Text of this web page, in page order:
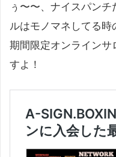
ぅ〜〜、ナイスパン
ルはモノマネしてる
期間限定オンラインサ
すよ！